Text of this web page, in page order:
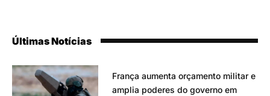
Últimas Notícias
França aumenta orçamento militar e
amplia poderes do governo em